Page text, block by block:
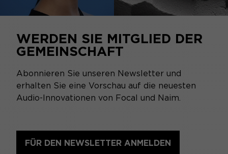
WERDEN SIE MITGLIED DER
GEMEINSCHAFT
Abonnieren Sie unseren Newsletter und
erhalten Sie eine Vorschau auf die neuesten
Audio-Innovationen von Focal und Naim.
FÜR DEN NEWSLETTER ANMELDEN